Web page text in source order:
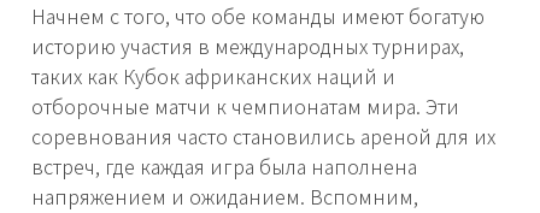
Начнем с того, что обе команды имеют богатую
историю участия в международных турнирах,
таких как Кубок африканских наций и
отборочные матчи к чемпионатам мира. Эти
соревнования часто становились ареной для их
встреч, где каждая игра была наполнена
напряжением и ожиданием. Вспомним,